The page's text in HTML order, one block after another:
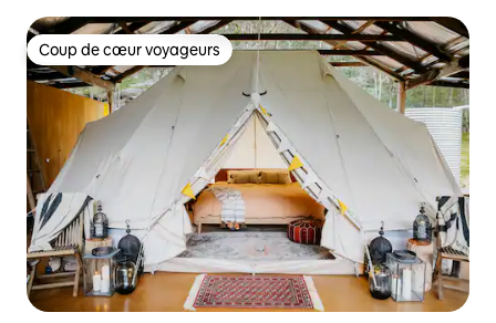
Coup de cœur voyageurs
Coup de cœur voyageurs